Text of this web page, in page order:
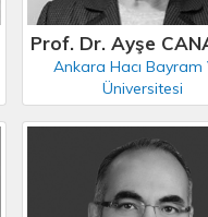
Prof. Dr. Ayşe
Ankara Hacı Bayram
Üniversitesi